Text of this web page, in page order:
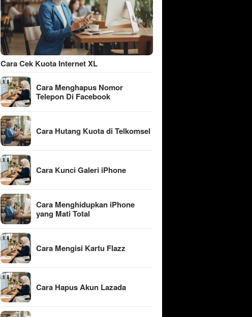
Cara Cek Kuota Internet XL
Cara Menghapus Nomor
Telepon Di Facebook
Cara Hutang Kuota di Telkomsel
Cara Kunci Galeri iPhone
Cara Menghidupkan iPhone
yang Mati Total
Cara Mengisi Kartu Flazz
Cara Hapus Akun Lazada